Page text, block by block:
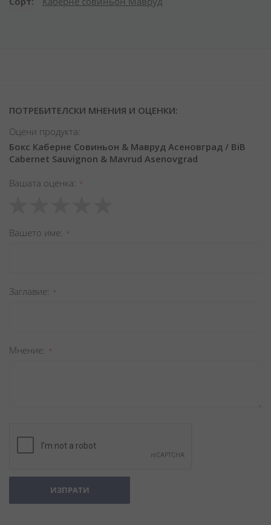
ПОТРЕБИТЕЛСКИ МНЕНИЯ И ОЦЕНКИ:
Оцени продукта:
Бокс Каберне Совиньон & Мавруд Асеновград / BiB
Cabernet Sauvignon & Mavrud Asenovgrad
Вашата оценка
star
stars
stars
stars
stars
Вашето име
Заглавиe
Мнение
ИЗПРАТИ